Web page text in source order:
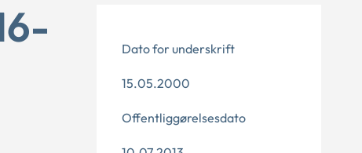
Dato for underskrift
15.05.2000
Offentliggørelsesdato